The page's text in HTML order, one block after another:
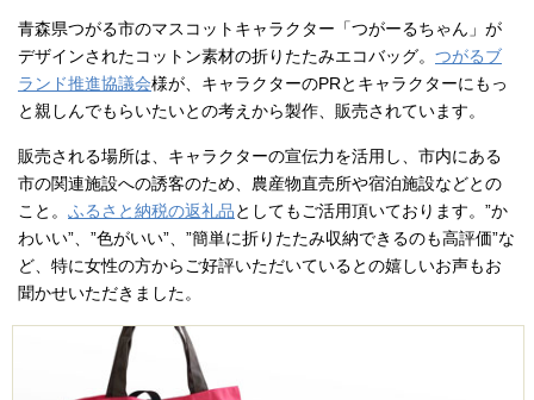
青森県つがる市のマスコットキャラクター「つがーるちゃん」が
デザインされたコットン素材の折りたたみエコバッグ。 つがるブ
ランド推進協議会様が、キャラクターのPRとキャラクターにもっ
と親しんでもらいたいとの考えから製作、販売されています。
販売される場所は、キャラクターの宣伝力を活用し、市内にある
市の関連施設への誘客のため、農産物直売所や宿泊施設などとの
こと。 ふるさと納税の返礼品としてもご活用頂いております。”か
わいい”、”色がいい”、”簡単に折りたたみ収納できるのも高評価”な
ど、特に女性の方からご好評いただいているとの嬉しいお声もお
聞かせいただきました。